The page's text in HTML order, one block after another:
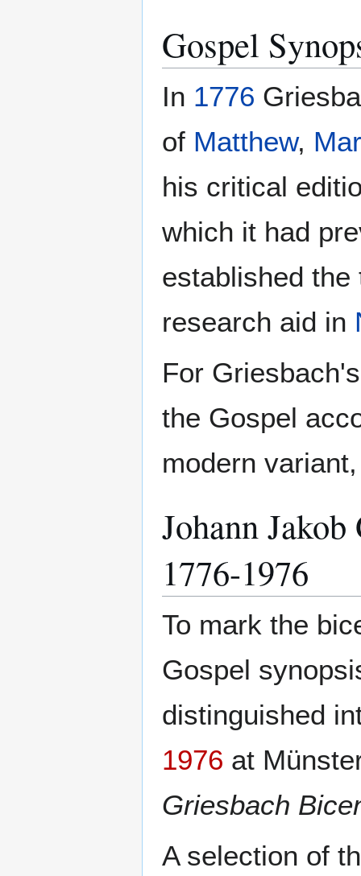
Gospel
In 1776
of Matthew,
his critical
which it had
established
research aid in
For
the Gospel
modern
Johann
1776-1976
To mark the
Gospel
distinguished
1976 at
Griesbach
A selection of